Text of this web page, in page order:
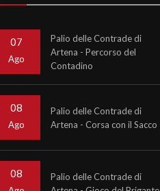
07
Ago
Palio delle Contrade di
Artena - Percorso del
Contadino
08
Ago
Palio delle Contrade di
Artena - Corsa con il Sacco
08
Palio delle Contrade di